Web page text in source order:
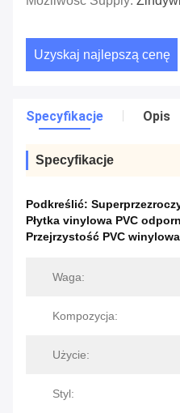
Uzyskaj najlepszą cenę
Specyfikacje Opis
Specyfikacje
Podkreślić:
Płytka vinylowa PVC
Przejrzystość PVC
Waga:
Kompozycja:
Użycie:
Styl: